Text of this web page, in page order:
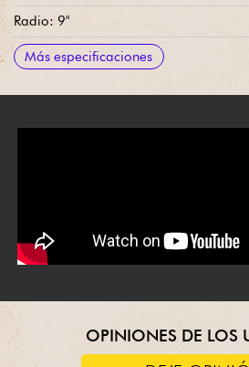
Radio: 9"
Pastilla de puente de bobina simple
Single-coil
Pastilla de mástil de doble bobina
Humbucker
Volumen
Tono
Selector de pastillas de 3 posiciones
Potenciómetros CTS
Conectores y selectores Switchcraft
Puente James Trussart con 3 selletas
Clavijas de afinación Kluson Stagerred
Se vende con estuche rígido G&G
Más especificaciones
OPINIONES DE LOS